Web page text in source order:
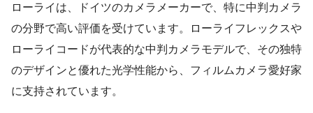
ローライは、ドイツのカメラメーカーで、特に中判カメラ
の分野で高い評価を受けています。ローライフレックスや
ローライコードが代表的な中判カメラモデルで、その独特
のデザインと優れた光学性能から、フィルムカメラ愛好家
に支持されています。